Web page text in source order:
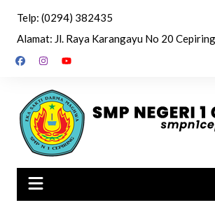
content
Telp: (0294) 382435
Alamat: Jl. Raya Karangayu No 20